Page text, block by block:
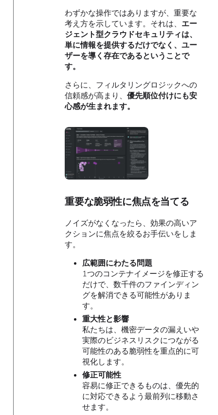
わずかな操作ではありますが、重要な
考え方を示しています。それは、 エー
ジェント型クラウドセキュリティは、
単に情報を提供するだけでなく、ユー
ザーを導く存在であるということで
す。
さらに、フィルタリングロジックへの
信頼感が高まり、優先順位付けにも安
心感が生まれます。
重要な脆弱性に焦点を当てる
ノイズがなくなったら、効果の高いア
クションに焦点を絞るお手伝いをしま
す。
広範囲にわたる問題
1つのコンテナイメージを修正する
だけで、数千件のファインディン
グを解消できる可能性がありま
す。
重大性と影響
私たちは、機密データの漏えいや
実際のビジネスリスクにつながる
可能性のある脆弱性を重点的に可
視化します。
修正可能性
容易に修正できるものは、優先的
に対応できるよう最前列に移動さ
せます。